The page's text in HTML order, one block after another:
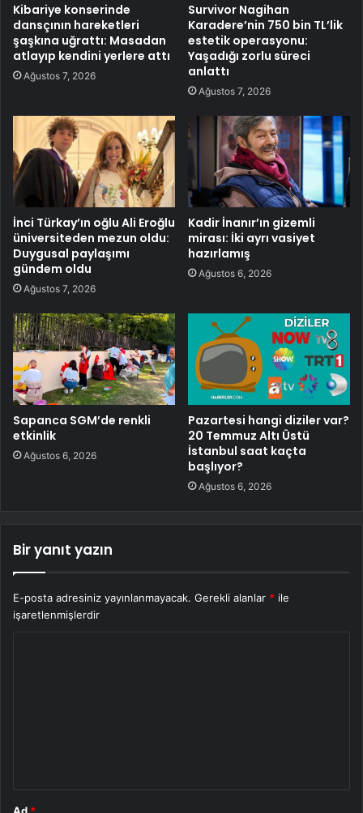
Kibariye konserinde
dansçının hareketleri
şaşkına uğrattı: Masadan
atlayıp kendini yerlere attı
Ağustos 7, 2026
Survivor Nagihan
Karadere’nin 750 bin TL’lik
estetik operasyonu:
Yaşadığı zorlu süreci
anlattı
Ağustos 7, 2026
İnci Türkay’ın oğlu Ali Eroğlu
üniversiteden mezun oldu:
Duygusal paylaşımı
gündem oldu
Ağustos 7, 2026
Kadir İnanır’ın gizemli
mirası: İki ayrı vasiyet
hazırlamış
Ağustos 6, 2026
Sapanca SGM’de renkli
etkinlik
Ağustos 6, 2026
Pazartesi hangi diziler var?
20 Temmuz Altı Üstü
İstanbul saat kaçta
başlıyor?
Ağustos 6, 2026
Bir yanıt yazın
E-posta adresiniz yayınlanmayacak. Gerekli alanlar * ile
işaretlenmişlerdir